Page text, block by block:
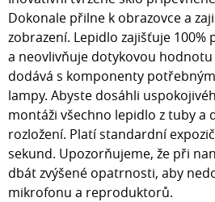
Dokonale přilne k obrazovce a
zobrazení. Lepidlo zajišťuje
a neovlivňuje dotykovou hodnotu
dodává s komponenty
lampy. Abyste dosáhli
montáži všechno lepidlo z tuby a
rozložení. Platí standardní
sekund. Upozorňujeme, že při
dbát zvýšené opatrnosti, aby
mikrofonu a reproduktorů.